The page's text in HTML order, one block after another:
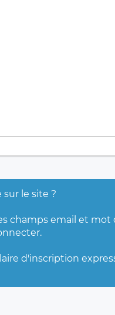
le site ?
champs email et mot
d'inscription